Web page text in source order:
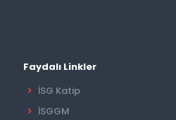
Faydalı Linkler
İSG Katip
İSGGM